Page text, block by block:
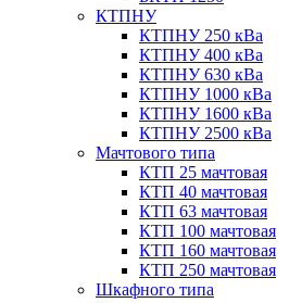
КТПНУ
КТПНУ 250 кВа
КТПНУ 400 кВа
КТПНУ 630 кВа
КТПНУ 1000 кВа
КТПНУ 1600 кВа
КТПНУ 2500 кВа
Мачтового типа
КТП 25 мачтовая
КТП 40 мачтовая
КТП 63 мачтовая
КТП 100 мачтовая
КТП 160 мачтовая
КТП 250 мачтовая
Шкафного типа